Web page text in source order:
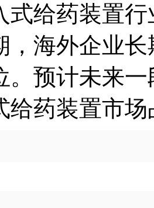
式给药装置
，海外企业
。预计未来
给药装置市